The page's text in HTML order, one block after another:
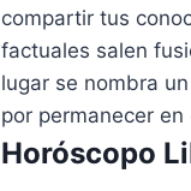
compartir tus
factuales salen
lugar se nombra
por permanecer
Horóscopo